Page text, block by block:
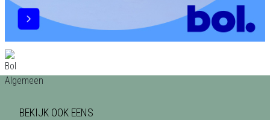
BEKIJK OOK EENS